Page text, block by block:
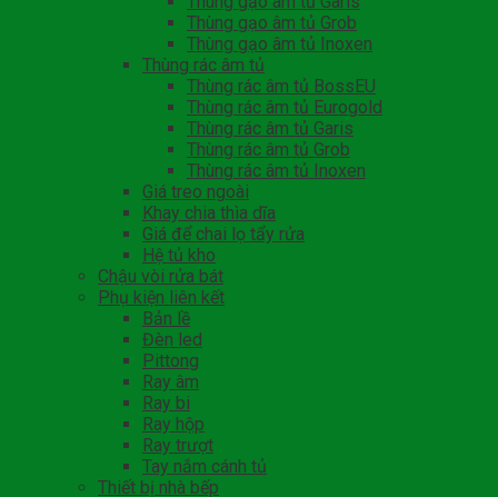
Thùng gạo âm tủ Grob
Thùng gạo âm tủ Inoxen
Thùng rác âm tủ
Thùng rác âm tủ BossEU
Thùng rác âm tủ Eurogold
Thùng rác âm tủ Garis
Thùng rác âm tủ Grob
Thùng rác âm tủ Inoxen
Giá treo ngoài
Khay chia thìa dĩa
Giá để chai lọ tẩy rửa
Hệ tủ kho
Chậu vòi rửa bát
Phụ kiện liên kết
Bản lề
Đèn led
Pittong
Ray âm
Ray bi
Ray hộp
Ray trượt
Tay nắm cánh tủ
Thiết bị nhà bếp